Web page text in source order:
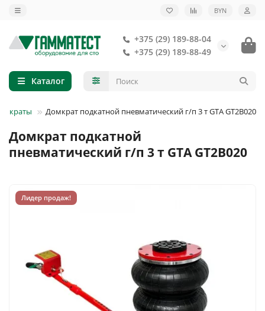
BYN
+375 (29) 189-88-04
+375 (29) 189-88-49
Каталог
Домкрат подкатной пневматический г/п 3 т GTA GT2B020
Домкрат подкатной
пневматический г/п 3 т GTA GT2B020
Лидер продаж!